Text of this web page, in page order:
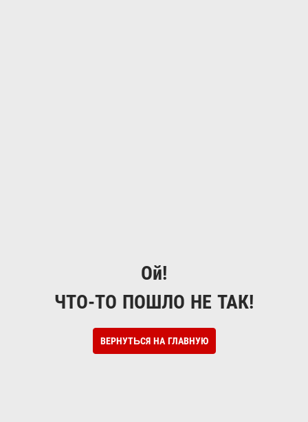
Ой!
ЧТО-ТО ПОШЛО НЕ ТАК!
ВЕРНУТЬСЯ НА ГЛАВНУЮ